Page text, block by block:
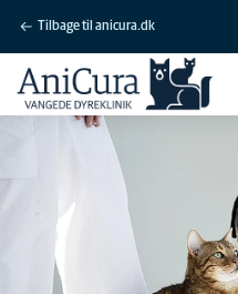
Tilbage til anicura.dk